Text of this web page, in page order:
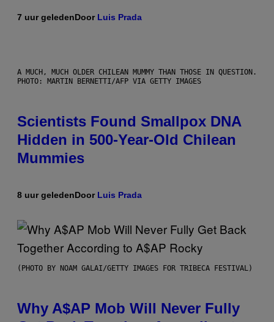
7 uur geledenDoor Luis Prada
A MUCH, MUCH OLDER CHILEAN MUMMY THAN THOSE IN QUESTION.
PHOTO: MARTIN BERNETTI/AFP VIA GETTY IMAGES
Scientists Found Smallpox DNA
Hidden in 500-Year-Old Chilean
Mummies
8 uur geledenDoor Luis Prada
(PHOTO BY NOAM GALAI/GETTY IMAGES FOR TRIBECA FESTIVAL)
Why A$AP Mob Will Never Fully